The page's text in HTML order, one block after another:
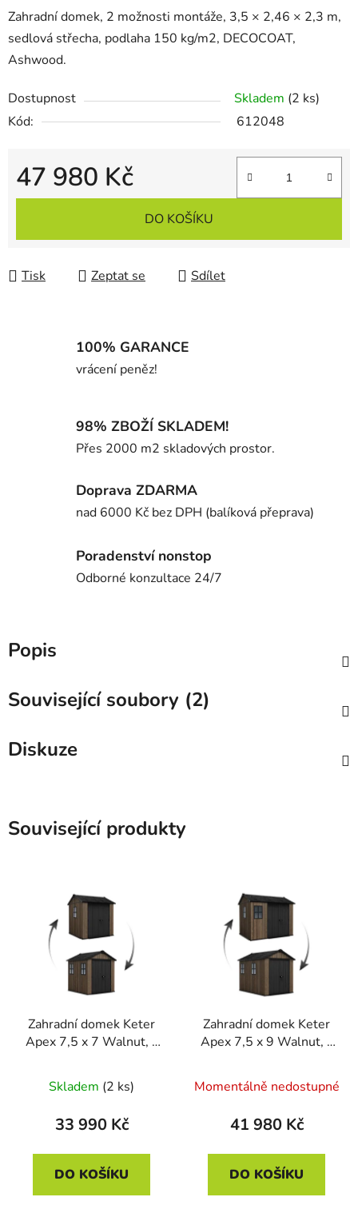
Zahradní domek, 2 možnosti montáže, 3,5 × 2,46 × 2,3 m,
sedlová střecha, podlaha 150 kg/m2, DECOCOAT,
Ashwood.
Dostupnost Skladem (2 ks)
Kód:
612048
47 980 Kč
Měrná cena:
DO KOŠÍKU
Tisk Zeptat se Sdílet
100% GARANCE
vrácení peněz!
98% ZBOŽÍ SKLADEM!
Přes 2000 m2 skladových prostor.
Doprava ZDARMA
nad 6000 Kč bez DPH (balíková přeprava)
Poradenství nonstop
Odborné konzultace 24/7
Popis
Související soubory (2)
Diskuze
Související produkty
Zahradní domek Keter
Apex 7,5 x 7 Walnut, s
Skladem (2 ks)
33 990 Kč
DO KOŠÍKU
Zahradní domek Keter
Apex 7,5 x 9 Walnut, s
Momentálně nedostupné
41 980 Kč
DO KOŠÍKU